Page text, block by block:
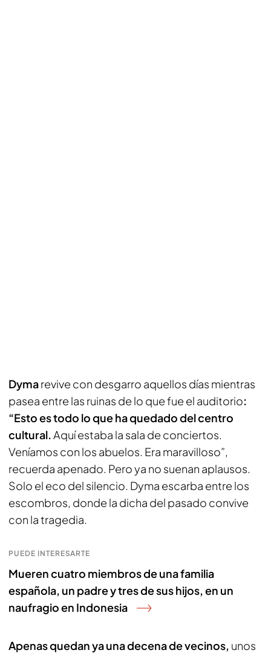
Dymarevive con desgarro aquellos días mientras
pasea entre las ruinas de lo que fue el auditorio:
“Esto es todo lo que ha quedado del centro
cultural.Aquí estaba la sala de conciertos.
Veníamos con los abuelos. Era maravilloso”,
recuerda apenado. Pero ya no suenan aplausos.
Solo el eco del silencio. Dyma escarba entre los
escombros, donde la dicha del pasado convive
con la tragedia.
PUEDE INTERESARTE
Mueren cuatro miembros de una familia
española, un padre y tres de sus hijos, en un
naufragio en Indonesia
Apenas quedan ya una decena de vecinos, unos